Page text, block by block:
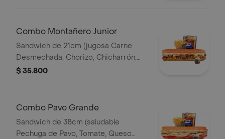
Combo Montañero Junior
Sandwich de 21cm (jugosa Carne
Desmechada, Chorizo, Chicharrón,
Lechuga, Queso Mozarella, Madurito y
$ 35.800
Combo Pavo Grande
Sandwich de 38cm (saludable
Pechuga de Pavo, Tomate, Queso